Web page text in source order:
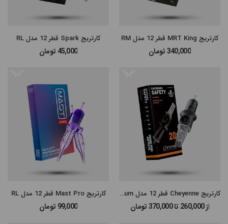
کارتریج MRT King قطر 12 مدل RM
340,000تومان
کارتریج Spark قطر 12 مدل RL
45,000 تومان
کارتریج Cheyenne قطر 12 مدل Magnum
از 260,000 تا 370,000 تومان
کارتریج Mast Pro قطر 12 مدل RL
99,000 تومان